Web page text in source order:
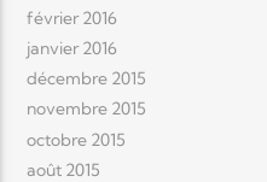
février 2016
janvier 2016
décembre 2015
novembre 2015
octobre 2015
août 2015